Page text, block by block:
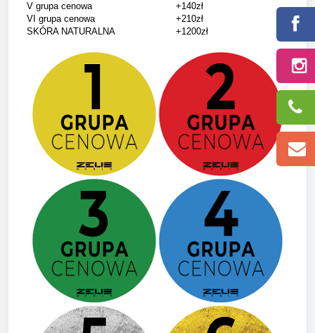
V grupa cenowa
+140zł
VI grupa cenowa
+210zł
SKÓRA NATURALNA
+1200zł